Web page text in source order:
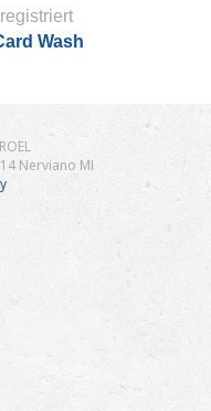
Wash
Nerviano MI